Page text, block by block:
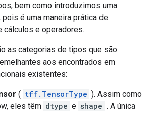
bem como introduzimos uma
é uma maneira prática de
e operadores.
as categorias de tipos que são
aos encontrados em
existentes:
( tff.TensorType ). Assim como
eles têm dtype e shape . A única